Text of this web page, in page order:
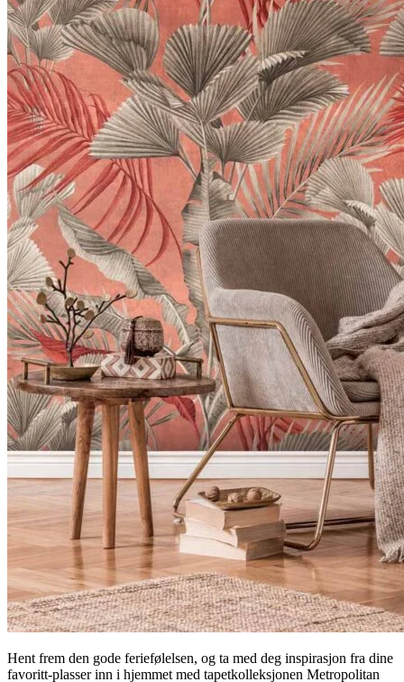
Hent frem den gode feriefølelsen, og ta med deg inspirasjon fra dine
favoritt-plasser inn i hjemmet med tapetkolleksjonen Metropolitan